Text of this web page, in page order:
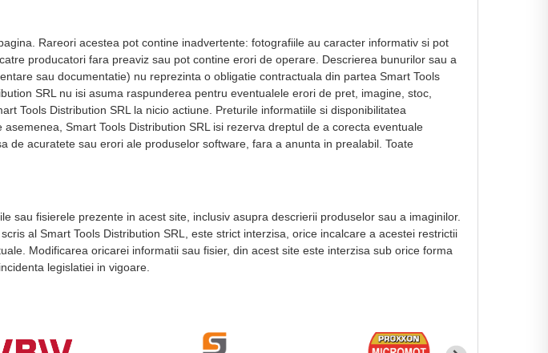
Rareori acestea pot contine inadvertente: fotografiile au caracter informativ si pot
producatori fara preaviz sau pot contine erori de operare. Descrierea bunurilor sau a
sau documentatie) nu reprezinta o obligatie contractuala din partea Smart Tools
SRL nu isi asuma raspunderea pentru eventualele erori de pret, imagine, stoc,
Tools Distribution SRL la nicio actiune. Preturile informatiile si disponibilitatea
Smart Tools Distribution SRL isi rezerva dreptul de a corecta eventuale
acuratete sau erori ale produselor software, fara a anunta in prealabil. Toate
sau fisierele prezente in acest site, inclusiv asupra descrierii produselor sau a imaginilor.
al Smart Tools Distribution SRL, este strict interzisa, orice incalcare a acestei restrictii
Modificarea oricarei informatii sau fisier, din acest site este interzisa sub orice forma
legislatiei in vigoare.